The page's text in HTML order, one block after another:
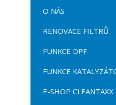
O NÁS
RENOVACE FILTRŮ
FUNKCE DPF
FUNKCE
E-SHOP CLEANTAXX